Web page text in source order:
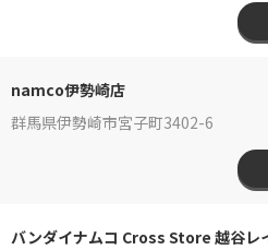
namco伊勢崎店
群馬県伊勢崎市宮子町3402-6
バンダイナムコ Cross Store 越谷レ